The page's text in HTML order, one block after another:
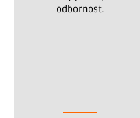
odbornost.